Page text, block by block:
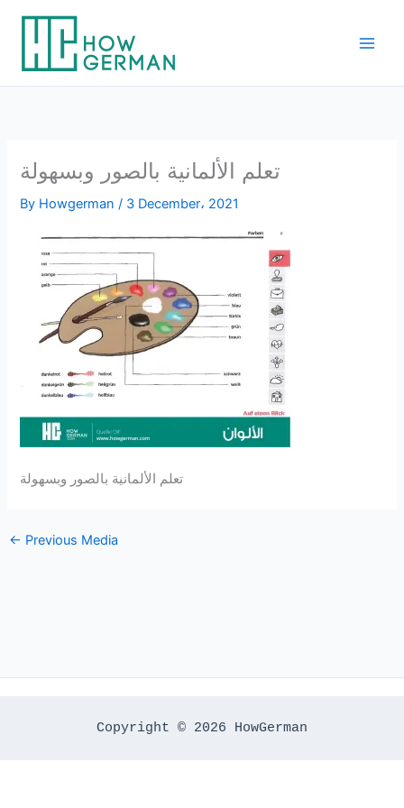
content
تعلم الألمانية بالصور وبسهولة
By Howgerman/ 3 December، 2021
تعلم الألمانية بالصور وبسهولة
← Previous Media
Copyright © 2026 HowGerman